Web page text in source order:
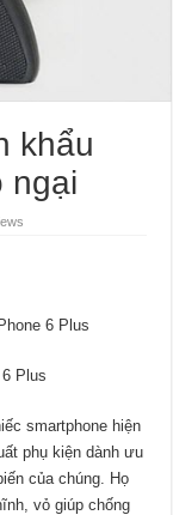
khẩu
ngại
6 Plus
Plus
smartphone hiện
phụ kiện dành ưu
của chúng. Họ
vỏ giúp chống